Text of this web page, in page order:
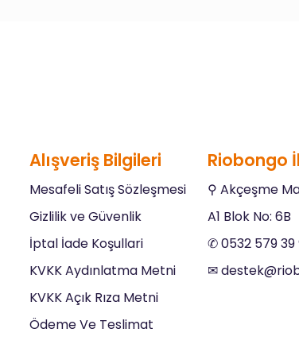
Alışveriş Bilgileri
Mesafeli Satış Sözleşmesi
Gizlilik ve Güvenlik
İptal İade Koşullari
KVKK Aydınlatma Metni
KVKK Açık Rıza Metni
Ödeme Ve Teslimat
Riobongo
⚲ Akçeşme
A1 Blok No: 6B
✆ 0532 579 39
✉︎